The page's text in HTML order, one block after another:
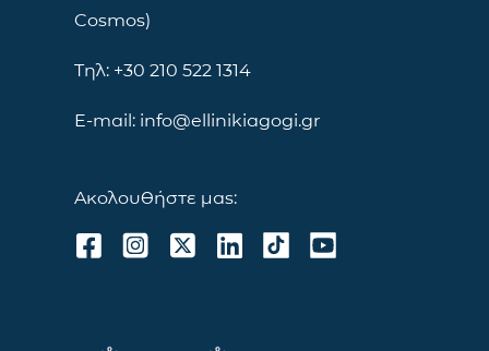
Cosmos)
Τηλ: +30 210 522 1314
E-mail: info@ellinikiagogi.gr
Ακολουθήστε μας: